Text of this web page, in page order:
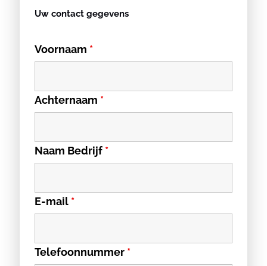
Uw contact gegevens
Voornaam *
Achternaam *
Naam Bedrijf *
E-mail *
Telefoonnummer *